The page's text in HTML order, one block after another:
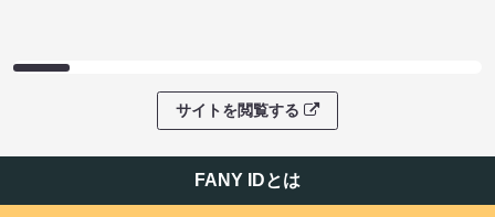
サイトを閲覧する
FANY IDとは